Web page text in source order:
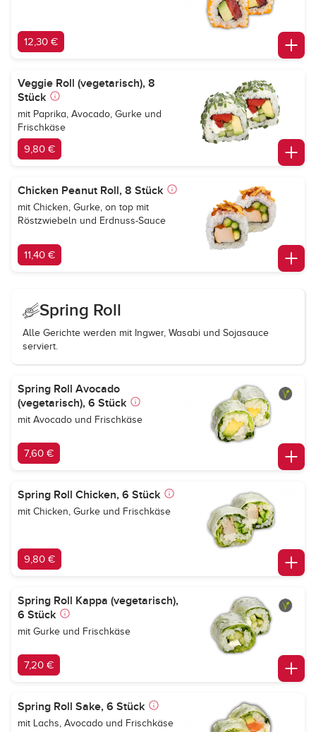
12,30 €
Veggie Roll (vegetarisch), 8
Stück
mit Paprika, Avocado, Gurke und
Frischkäse
9,80 €
Chicken Peanut Roll, 8 Stück
mit Chicken, Gurke, on top mit
Röstzwiebeln und Erdnuss-Sauce
11,40 €
Spring Roll
Alle Gerichte werden mit Ingwer, Wasabi und Sojasauce
serviert.
Spring Roll Avocado
(vegetarisch), 6 Stück
mit Avocado und Frischkäse
7,60 €
Spring Roll Chicken, 6 Stück
mit Chicken, Gurke und Frischkäse
9,80 €
Spring Roll Kappa (vegetarisch),
6 Stück
mit Gurke und Frischkäse
7,20 €
Spring Roll Sake, 6 Stück
mit Lachs, Avocado und Frischkäse